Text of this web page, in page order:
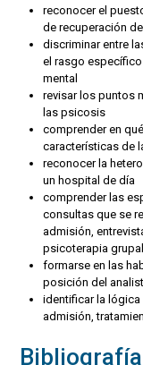
reconocer el
de recuperación
discriminar entre
el rasgo
mental
revisar los puntos
las psicosis
comprender en
características de
reconocer la
un hospital de día
comprender las
consultas que se
admisión,
psicoterapia
formarse en las
posición del
identificar la
admisión,